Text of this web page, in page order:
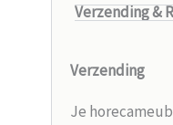
Verzending &
Verzending
Je